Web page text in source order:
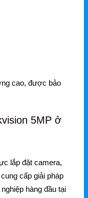
cao, được bảo
5MP ở
lắp đặt camera,
cấp giải pháp
hàng đầu tại